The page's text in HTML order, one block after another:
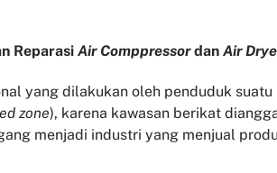
Reparasi Air Comppressordan Air
yang dilakukan oleh penduduk suatu
zone), karena kawasan berikat
menjadi industri yang menjual